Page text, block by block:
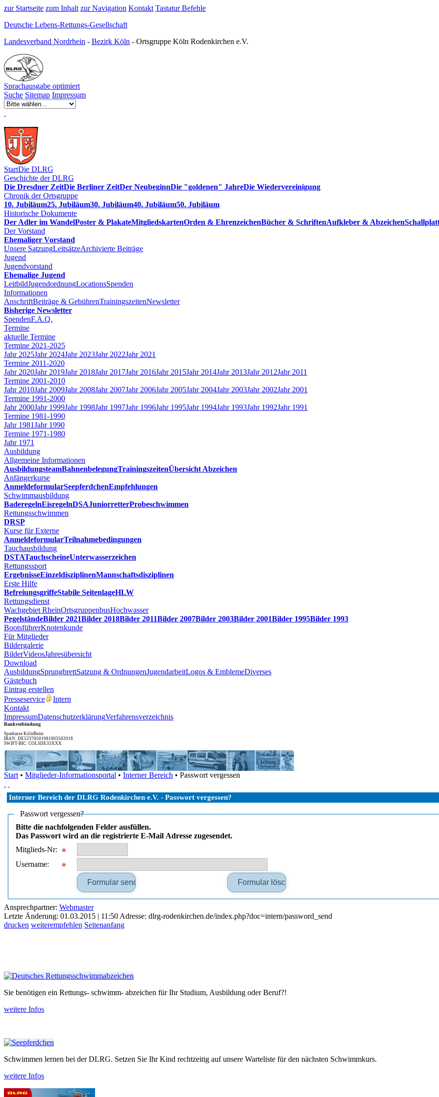
zur Startseite zum Inhalt zur Navigation Kontakt Tastatur Befehle
Deutsche Lebens-Rettungs-Gesellschaft
Landesverband Nordrhein - Bezirk Köln - Ortsgruppe Köln Rodenkirchen e.V.
Sprachausgabe optimiert
Suche Sitemap Impressum
StartDie DLRG
Geschichte der DLRG
Die Dresdner ZeitDie Berliner ZeitDer NeubeginnDie "goldenen" JahreDie Wiedervereinigung
Chronik der Ortsgruppe
10. Jubiläum25. Jubiläum30. Jubiläum40. Jubiläum50. Jubiläum
Historische Dokumente
Der Adler im WandelPoster & PlakateMitgliedskartenOrden & EhrenzeichenBücher & SchriftenAufkleber & Abzeichen
Der Vorstand
Ehemaliger Vorstand
Unsere SatzungLeitsätzeArchivierte Beiträge
Jugend
Jugendvorstand
Ehemalige Jugend
LeitbildJugendordnungLocationsSpenden
Informationen
AnschriftBeiträge & GebührenTrainingszeitenNewsletter
Bisherige Newsletter
SpendenF.A.Q.
Termine
aktuelle Termine
Termine 2021-2025
Jahr 2025Jahr 2024Jahr 2023Jahr 2022Jahr 2021
Termine 2011-2020
Jahr 2020Jahr 2019Jahr 2018Jahr 2017Jahr 2016Jahr 2015Jahr 2014Jahr 2013Jahr 2012Jahr 2011
Termine 2001-2010
Jahr 2010Jahr 2009Jahr 2008Jahr 2007Jahr 2006Jahr 2005Jahr 2004Jahr 2003Jahr 2002Jahr 2001
Termine 1991-2000
Jahr 2000Jahr 1999Jahr 1998Jahr 1997Jahr 1996Jahr 1995Jahr 1994Jahr 1993Jahr 1992Jahr 1991
Termine 1981-1990
Jahr 1981Jahr 1990
Termine 1971-1980
Jahr 1971
Ausbildung
Allgemeine Informationen
AusbildungsteamBahnenbelegungTrainingszeitenÜbersicht Abzeichen
Anfängerkurse
AnmeldeformularSeepferdchenEmpfehlungen
Schwimmausbildung
BaderegelnEisregelnDSAJuniorretterProbeschwimmen
Rettungsschwimmen
DRSP
Kurse für Externe
AnmeldeformularTeilnahmebedingungen
Tauchausbildung
DSTATauchscheineUnterwasserzeichen
Rettungssport
ErgebnisseEinzeldisziplinenMannschaftsdisziplinen
Erste Hilfe
BefreiungsgriffeStabile SeitenlageHLW
Rettungsdienst
Wachgebiet RheinOrtsgruppenbusHochwasser
PegelständeBilder 2021Bilder 2018Bilder 2011Bilder 2007Bilder 2003Bilder 2001Bilder 1995Bilder 1993
BootsführerKnotenkunde
Für Mitglieder
Bildergalerie
BilderVideosJahresübersicht
Download
AusbildungSprungbrettSatzung & OrdnungenJugendarbeitLogos & EmblemeDiverses
Gästebuch
Eintrag erstellen
Presseservice
Intern
Kontakt
ImpressumDatenschutzerklärungVerfahrensverzeichnis
Bankverbindung
Sparkasse KölnBonn
IBAN: DE52370501981003502018
SWIFT-BIC: COLSDE33XXX
Start • Mitglieder-Informationsportal • Interner Bereich • Passwort vergessen
Interner Bereich der DLRG Rodenkirchen e.V. - Passwort vergessen?
Passwort vergessen?
Bitte die nachfolgenden Felder ausfüllen.
Das Passwort wird an die registrierte E-Mail Adresse zugesendet.
Mitglieds-Nr:
Username:
Ansprechpartner: Webmaster
Letzte Änderung: 01.03.2015 | 11:50 Adresse: dlrg-rodenkirchen.de/index.php?doc=intern/password_send
drucken weiterempfehlen Seitenanfang
Sie benötigen ein Rettungs- schwimm- abzeichen für Ihr Studium, Aus­bildung oder Beruf?!
weitere Infos
Schwimmen lernen bei der DLRG. Setzen Sie Ihr Kind recht­zeitig auf unsere Warte­liste für den nächsten Schwimm­kurs.
weitere Infos